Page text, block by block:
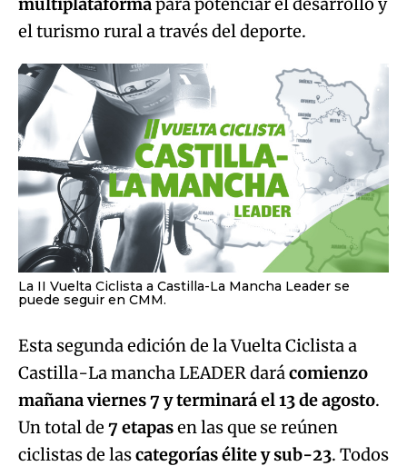
multiplataformapara potenciar el desarrollo y
el turismo rural a través del deporte.
La II Vuelta Ciclista a Castilla-La Mancha Leader se
puede seguir en CMM.
Esta segunda edición de la Vuelta Ciclista a
Castilla-La mancha LEADER darácomienzo
mañana viernes 7 y terminará el 13 de agosto.
Un total de 7 etapasen las que se reúnen
ciclistas de lascategorías élite y sub-23. Todos